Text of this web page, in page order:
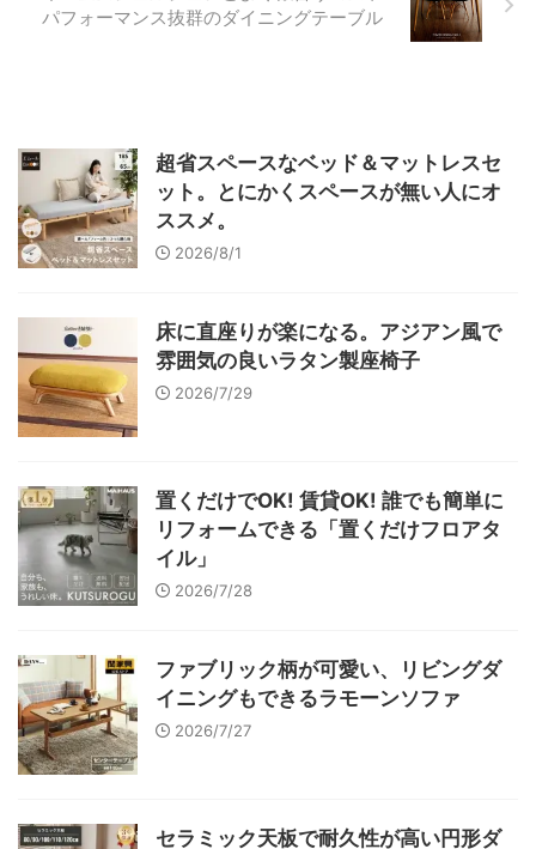
パフォーマンス抜群のダイニングテーブル
超省スペースなベッド＆マットレスセ
ット。とにかくスペースが無い人にオ
ススメ。
2026/8/1
床に直座りが楽になる。アジアン風で
雰囲気の良いラタン製座椅子
2026/7/29
置くだけでOK! 賃貸OK! 誰でも簡単に
リフォームできる「置くだけフロアタ
イル」
2026/7/28
ファブリック柄が可愛い、リビングダ
イニングもできるラモーンソファ
2026/7/27
セラミック天板で耐久性が高い円形ダ